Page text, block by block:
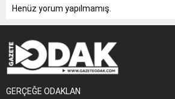
Henüz yorum yapılmamış.
GERÇEĞE ODAKLAN